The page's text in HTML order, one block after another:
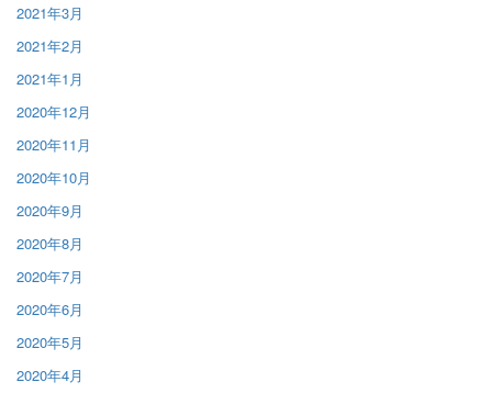
2021年3月
2021年2月
2021年1月
2020年12月
2020年11月
2020年10月
2020年9月
2020年8月
2020年7月
2020年6月
2020年5月
2020年4月